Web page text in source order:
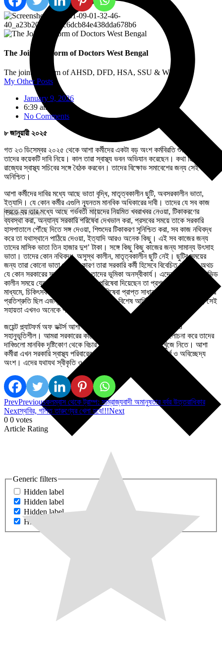
Generic filters
Hidden label
Hidden label
Hidden label
Hidden label
The Joint Platform of Doctors West Bengal
The joint platform of AHSD, DFD, HSA, SSU & WBDF.
My Other Posts
January 9, 2026
6:39 am
No Comments
৮ জানুয়ারী ২০২৫
গত ২৩ ডিসেম্বর ২০২৫ থেকে আশা কর্মীদের একটা বড় অংশ কর্মবিরতি শুরু করেছেন
তাদের কয়েকটি দাবি নিয়ে। কাল তারা স্বাস্থ্য ভবন অভিযান করেছেন। কথা ছিল তারা
রাজ্যের স্বাস্থ্য সচিবের সঙ্গে বৈঠক করবেন। তাদের বিক্ষোভ সমাবেশের জন্য সেই বৈঠক
অনিশ্চিত।
আশা কর্মীদের দাবির মধ্যে আছে ভাতা বৃদ্ধি, মাতৃত্বকালীন ছুটি, অবসরকালীন ভাতা,
ইত্যাদি। যে কোন কর্মীর এগুলি ন্যূনতম মানবিক অধিকারের দাবী। তাদের যে সব কাজ
করতে হয় তার মধ্যে আছে গর্ভবতী মায়েদের নিয়মিত খবরাখবর নেওয়া, টিকাকরণের
ব্যবস্থা করা, অন্যান্য সরকারি পরিষেবা দেখভাল করা, প্রসবের সময়ে তাকে সরকারি
হাসপাতালে পৌঁছে দিতে সঙ্গ দেওয়া, শিশুদের টিকাকরণ সুনিশ্চিত করা, সব কাজ নথিবদ্ধ
করে তা যথাস্থানে পাঠিয়ে দেওয়া, ইত্যাদি আরও অনেক কিছু। এই সব কাজের জন্য
তাদের মাসিক ভাতা তিন হাজার দুশ’ টাকা। সঙ্গে কিছু কিছু কাজের জন্য সামান্য উৎসাহ
ভাতা। তাদের কোন নথিবদ্ধ, অসুস্থ কালীন, মাতৃত্বকালীন ছুটি নেই। ছুটির সময়ের
জন্য তারা কোনো ভাতা পান না, কারণ তারা সরকারি কর্মী হিসেবে বিবেচিত হন না। অথচ
যে কোন সরকারের স্বাস্থ্য পরিষেবায় তাদের ভূমিকা অনস্বীকার্য। এদের অনেকেই কোভিড
কালীন সময়ে যেভাবে প্রত্যন্ত অঞ্চলে পরিষেবা দিয়েছেন তা প্রশংসিত হয়েছিল সংবাদ
মাধ্যমে, চিকিৎসকদের কাছে ও সর্বোপরি পরিষেবা প্রাপ্ত সাধারণ মানুষের কাছে। সরকারি
প্রতিশ্রুতি ছিল এজন্য তাদের অতিরিক্ত কিছু বিশেষ আর্থিক সহায়তা প্রদান করার, সেই
সহায়তা এখনও অনেকে পান নি।
জয়েন্ট প্ল্যাটফর্ম অফ ডক্টর্স আশা কর্মীদের ন্যায্য দাবি গুলির প্রতি সহমত ও
সহানুভূতিশীল। আমরা সরকারের কাছে আবেদন করছি তাদের সঙ্গে আলোচনা করে তাদের
দাবিগুলো মানবিক দৃষ্টিকোণ থেকে বিচার করে সমস্যা সমাধানের পথ খুঁজে নিতে। আশা
কর্মীরা এখন সরকারি স্বাস্থ্য পরিবারের এবং এই সমাজের এক গুরুত্বপূর্ণ ও অবিচ্ছেদ্য
অংশ। এদের যথাযথ স্বীকৃতি ও সম্মান দেয়া সকলের নৈতিক কর্তব্য।
PrevPreviousকলম্বাস থেকে ট্রাম্প: সাম্রাজ্যবাদী অমানুষতার বর্বর উত্তরাধিকার
Nextস্থবির, গলিত তারুণ্যের খেলা হবে!!!Next
0 0 votes
Article Rating